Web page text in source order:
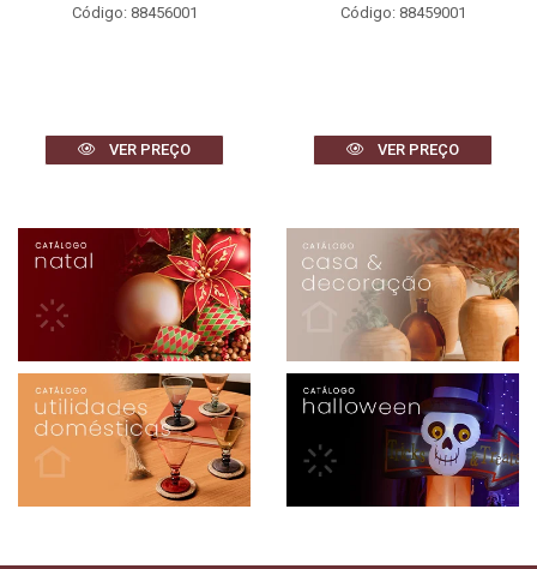
Código: 88456001
VER PREÇO
Código: 88459001
VER PREÇO